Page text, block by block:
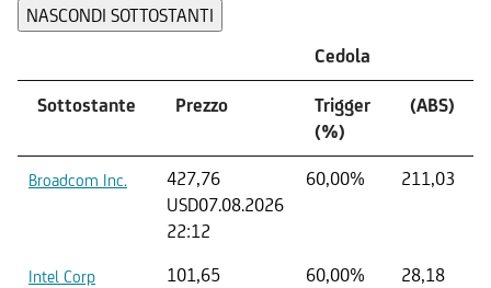
NASCONDI SOTTOSTANTI
Cedola
Sottostante Prezzo
Trigger
(%)
(ABS)
Broadcom Inc.
427,76
USD07.08.2026
22:12
60,00% 211,03
Intel Corp
101,65
60,00% 28,18